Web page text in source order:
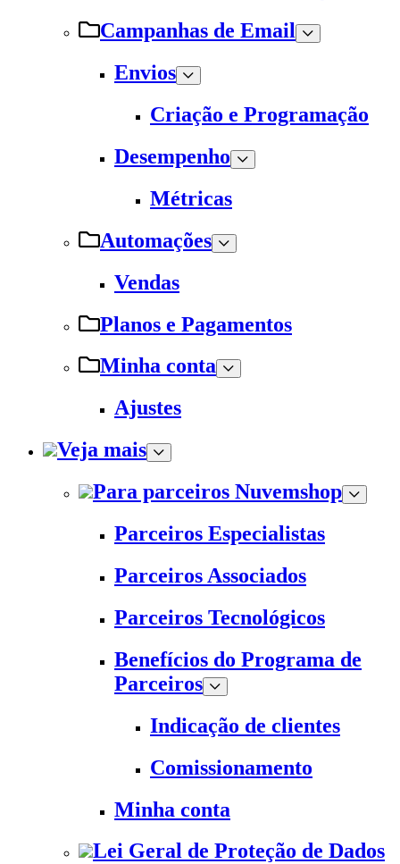
Campanhas de Email
Envios
Criação e Programação
Desempenho
Métricas
Automações
Vendas
Planos e Pagamentos
Minha conta
Ajustes
Veja mais
Para parceiros Nuvemshop
Parceiros Especialistas
Parceiros Associados
Parceiros Tecnológicos
Benefícios do Programa de
Parceiros
Indicação de clientes
Comissionamento
Minha conta
Lei Geral de Proteção de Dados